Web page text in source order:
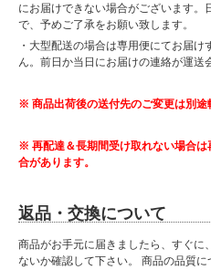
にお届けできない場合がございます。
で、予めご了承をお願い致します。
・大型配送の場合は専用便にてお届
ん。前日か当日にお届けの連絡が運送
※ 商品出荷後の送付先のご変更は別途
※ 再配達＆長期間受け取れない場合
合があります。
返品・交換について
商品がお手元に届きましたら、すぐに
ないか確認して下さい。 商品の品質